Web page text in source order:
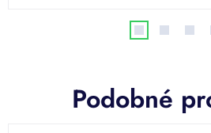
Podobné